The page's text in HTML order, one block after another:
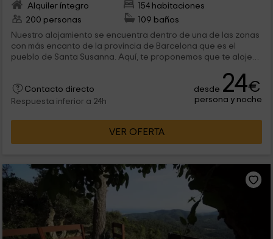
Alquiler íntegro
154 habitaciones
200 personas
109 baños
Nuestro alojamiento se encuentra dentro de una de las zonas
con más encanto de la provincia de Barcelona que es el
pueblo de Santa Susanna. Aquí, te proponemos que te alojes
personas, con todo tipo de comodidades, y que disfrutes
también de las zonas comunes.
Contacto directo
Respuesta inferior a 24h
desde 24€
persona y noche
VER OFERTA